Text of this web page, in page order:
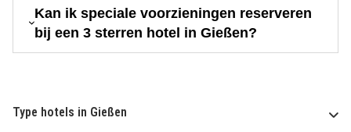
Kan ik speciale voorzieningen reserveren
bij een 3 sterren hotel in Gießen?
Type hotels in Gießen